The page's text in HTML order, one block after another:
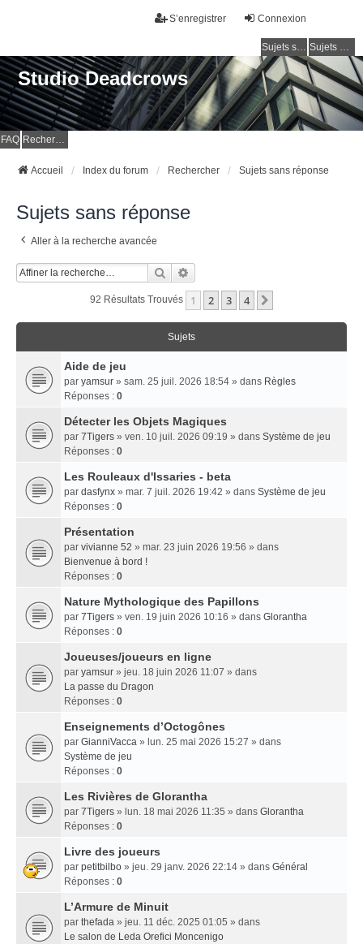
Connexion
S’enregistrer
Sujets sans réponse Sujets actifs
Studio Deadcrows
FAQ Rechercher
Accueil Index du forum Rechercher Sujets sans réponse
Sujets sans réponse
Aller à la recherche avancée
Rechercher
92 Résultats Trouvés 1 2 3 4
Sujets
Aide de jeu
par yamsur » sam. 25 juil. 2026 18:54 » dans Règles
Réponses : 0
Détecter les Objets Magiques
par 7Tigers » ven. 10 juil. 2026 09:19 » dans Système de jeu
Réponses : 0
Les Rouleaux d'Issaries - beta
par dasfynx » mar. 7 juil. 2026 19:42 » dans Système de jeu
Réponses : 0
Présentation
par vivianne 52 » mar. 23 juin 2026 19:56 » dans
Bienvenue à bord !
Réponses : 0
Nature Mythologique des Papillons
par 7Tigers » ven. 19 juin 2026 10:16 » dans Glorantha
Réponses : 0
Joueuses/joueurs en ligne
par yamsur » jeu. 18 juin 2026 11:07 » dans
La passe du Dragon
Réponses : 0
Enseignements dʼOctogônes
par GianniVacca » lun. 25 mai 2026 15:27 » dans
Système de jeu
Réponses : 0
Les Rivières de Glorantha
par 7Tigers » lun. 18 mai 2026 11:35 » dans Glorantha
Réponses : 0
Livre des joueurs
par petitbilbo » jeu. 29 janv. 2026 22:14 » dans Général
Réponses : 0
L’Armure de Minuit
par thefada » jeu. 11 déc. 2025 01:05 » dans
Le salon de Leda Orefici Moncenigo